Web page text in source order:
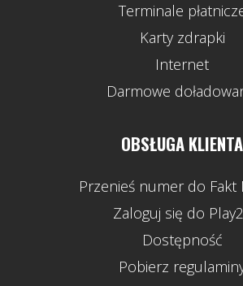
Terminale
Karty zdrapki
Internet
Darmowe
OBSŁUGA KLIENTA
Przenieś numer do Fakt
Zaloguj się do
Dostępność
Pobierz